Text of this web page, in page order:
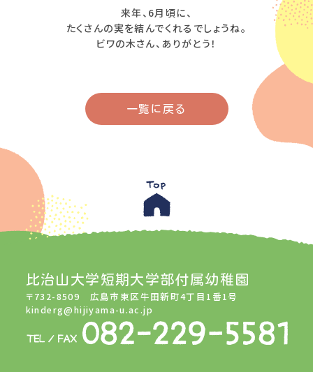
来年、6月頃に、
たくさんの実を結んでくれるでしょうね。
ビワの木さん、ありがとう！
一覧に戻る
比治山大学短期大学部付属幼稚園
〒732-8509 広島市東区牛田新町4丁目1番1号
kinderg@hijiyama-u.ac.jp